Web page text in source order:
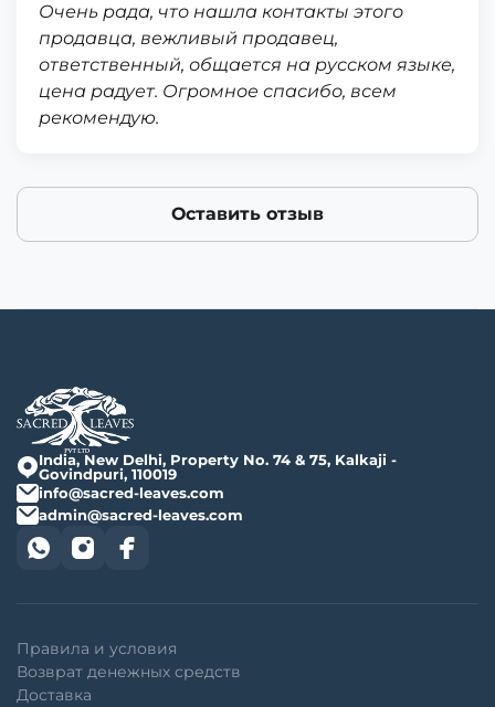
Очень рада, что нашла контакты этого
продавца, вежливый продавец,
ответственный, общается на русском языке,
цена радует. Огромное спасибо, всем
рекомендую.
Оставить отзыв
India, New Delhi, Property No. 74 & 75, Kalkaji -
Govindpuri, 110019
info@sacred-leaves.com
admin@sacred-leaves.com
Правила и условия
Возврат денежных средств
Доставка